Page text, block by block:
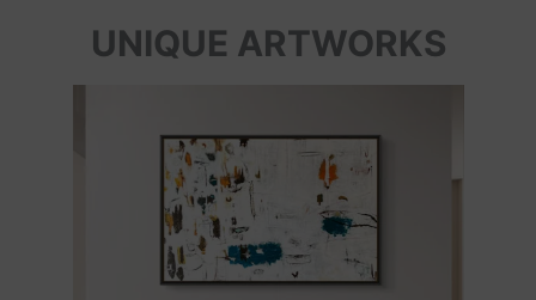
UNIQUE ARTWORKS